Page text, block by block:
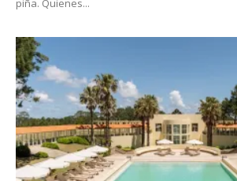
piña. Quienes...